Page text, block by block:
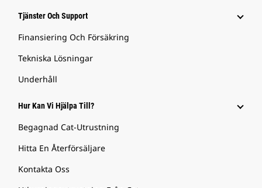
Tjänster Och Support
Finansiering Och Försäkring
Tekniska Lösningar
Underhåll
Hur Kan Vi Hjälpa Till?
Begagnad Cat-Utrustning
Hitta En Återförsäljare
Kontakta Oss